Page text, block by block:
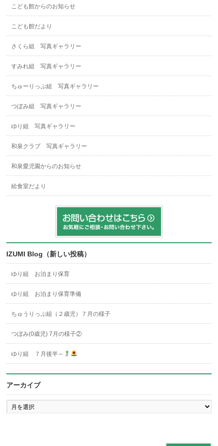
こども館からのお知らせ
こども館だより
さくら組 写真ギャラリー
すみれ組 写真ギャラリー
ちゅーりっぷ組 写真ギャラリー
つぼみ組 写真ギャラリー
ゆり組 写真ギャラリー
和泉クラブ 写真ギャラリー
和泉愛児園からのお知らせ
給食室だより
IZUMI Blog（新しい投稿）
ゆり組 お泊まり保育
ゆり組 お泊まり保育準備
ちゅうりっぷ組（２歳児）７月の様子
つぼみ(0歳児) 7月の様子②
ゆり組 ７月後半～
アーカイブ
ア
ー